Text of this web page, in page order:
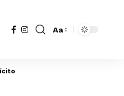
Redimensionador
Aa